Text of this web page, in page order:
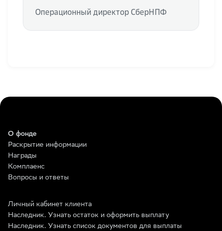
Операционный директор СберНПФ
О фонде
Раскрытие информации
Награды
Комплаенс
Вопросы и ответы
Личный кабинет клиента
Наследник. Узнать остаток и оформить выплату
Наследник. Узнать список документов для выплаты